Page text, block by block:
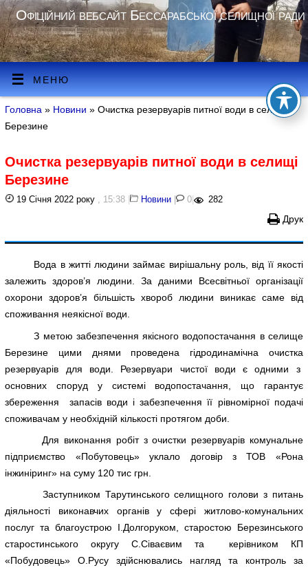
Офіційний вебсайт Бессарабської селищної ради
МЕНЮ
Головна » Новини » Очистка резервуарів питної води в селищі
Березине
Очистка резервуарів питної води в селищі
Березине
19 Січня 2022 року , 15:38 | Новини | 0 | 282
Друк
Вода в житті людини займає вирішальну роль, від її якості
залежить здоров’я людини. За даними Всесвітньої організації
охорони здоров’я більшість хвороб людини виникає саме від
споживання неякісної води.
З метою забезпечення якісного водопостачання в селище
Березине цими днями проведена гідродинамічна очистка
резервуарів для води. Резервуари чистої води є одними з
основних споруд у системі водопостачання, що гарантує
збереження запасів води і забезпечення її рівномірної подачі
споживачам у необхідній кількості протягом доби.
Для виконання робіт з очистки резервуарів комунальне
підприємство «Побутовець» уклало договір з ТОВ «Рона
інжиніринг» на суму 120 тис грн.
Заступником Тарутинського селищного голови з питань
діяльності виконавчих органів у сфері житлово-комунальних
послуг та благоустрою І.Долгоруком, старостою Березинського
старостинського округу С.Сіваєвим та керівником КП
«Побудовець» О.Русу здійснювались нагляд та контроль за